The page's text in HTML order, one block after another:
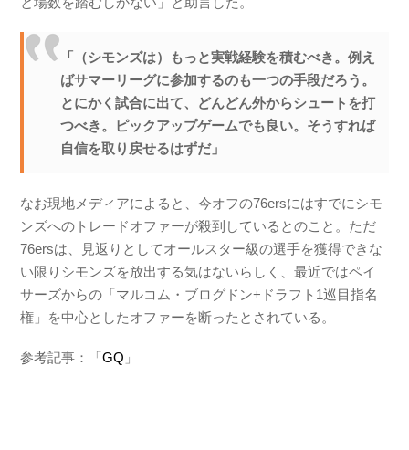
「（シモンズは）もっと実戦経験を積むべき。例え
ばサマーリーグに参加するのも一つの手段だろう。
とにかく試合に出て、どんどん外からシュートを打
つべき。ピックアップゲームでも良い。そうすれば
自信を取り戻せるはずだ」
なお現地メディアによると、今オフの76ersにはすでにシモ
ンズへのトレードオファーが殺到しているとのこと。ただ
76ersは、見返りとしてオールスター級の選手を獲得できな
い限りシモンズを放出する気はないらしく、最近ではペイ
サーズからの「マルコム・ブログドン+ドラフト1巡目指名
権」を中心としたオファーを断ったとされている。
参考記事：「GQ 」